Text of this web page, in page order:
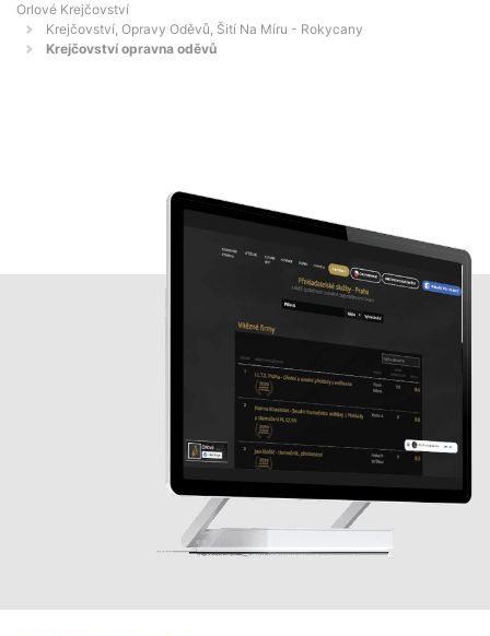
Orlové Krejčovství
Krejčovství, Opravy Oděvů, Šití Na Míru - Rokycany
Krejčovství opravna oděvů